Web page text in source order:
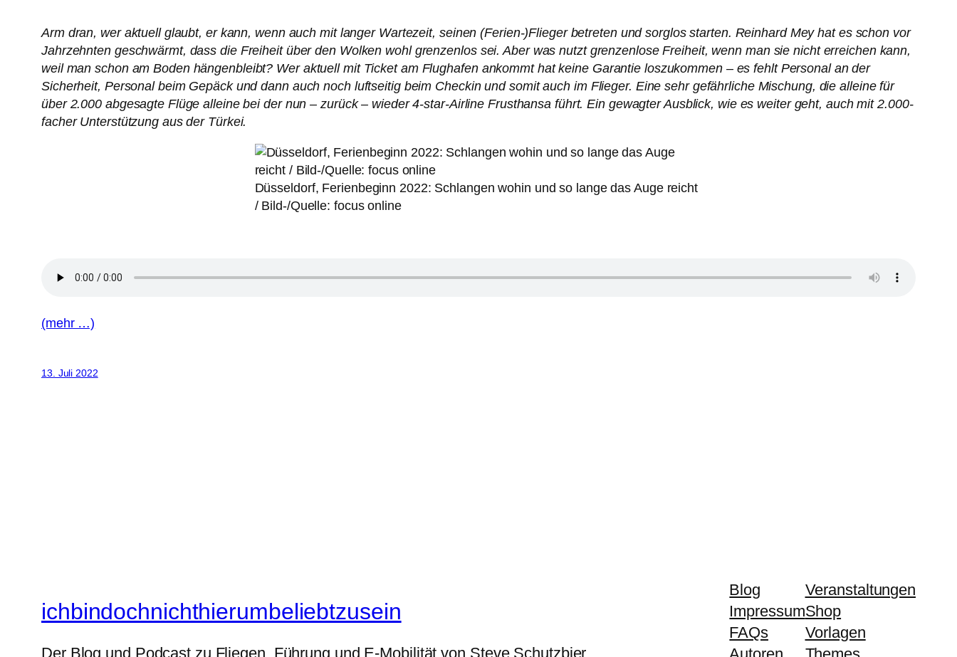
Arm dran, wer aktuell glaubt, er kann, wenn auch mit langer Wartezeit, seinen (Ferien-)Flieger betreten und sorglos starten. Reinhard Mey hat es schon vor
Jahrzehnten geschwärmt, dass die Freiheit über den Wolken wohl grenzenlos sei. Aber was nutzt grenzenlose Freiheit, wenn man sie nicht erreichen kann,
weil man schon am Boden hängenbleibt? Wer aktuell mit Ticket am Flughafen ankommt hat keine Garantie loszukommen – es fehlt Personal an der
Sicherheit, Personal beim Gepäck und dann auch noch luftseitig beim Checkin und somit auch im Flieger. Eine sehr gefährliche Mischung, die alleine für
über 2.000 abgesagte Flüge alleine bei der nun – zurück – wieder 4-star-Airline Frusthansa führt. Ein gewagter Ausblick, wie es weiter geht, auch mit 2.000-
facher Unterstützung aus der Türkei.
Düsseldorf, Ferienbeginn 2022: Schlangen wohin und so lange das Auge reicht
/ Bild-/Quelle: focus online
(mehr …)
13. Juli 2022
ichbindochnichthierumbeliebtzusein
Der Blog und Podcast zu Fliegen, Führung und E-Mobilität von Steve Schutzbier
Blog
Impressum
FAQs
Veranstaltungen
Shop
Vorlagen